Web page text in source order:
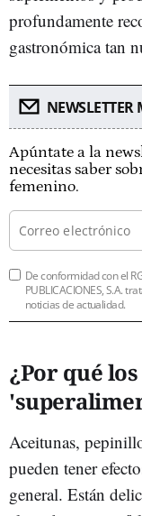
profundamente
gastronómica tan
NEWSLETTER
Apúntate a la
necesitas saber
femenino.
De conformidad con el
PUBLICACIONES, S.A.
noticias de actualidad.
¿Por qué
Aceitunas,
pueden tener
general. Están